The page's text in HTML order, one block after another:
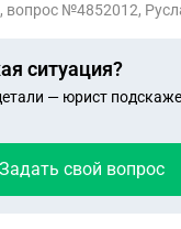
так потеряю с того
, вопрос №4852012,
ситуация?
— юрист
Задать свой вопрос